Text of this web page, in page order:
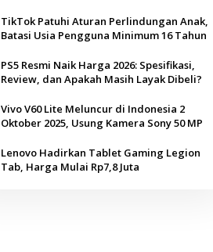
TikTok Patuhi Aturan Perlindungan Anak,
Batasi Usia Pengguna Minimum 16 Tahun
PS5 Resmi Naik Harga 2026: Spesifikasi,
Review, dan Apakah Masih Layak Dibeli?
Vivo V60 Lite Meluncur di Indonesia 2
Oktober 2025, Usung Kamera Sony 50 MP
Lenovo Hadirkan Tablet Gaming Legion
Tab, Harga Mulai Rp7,8 Juta